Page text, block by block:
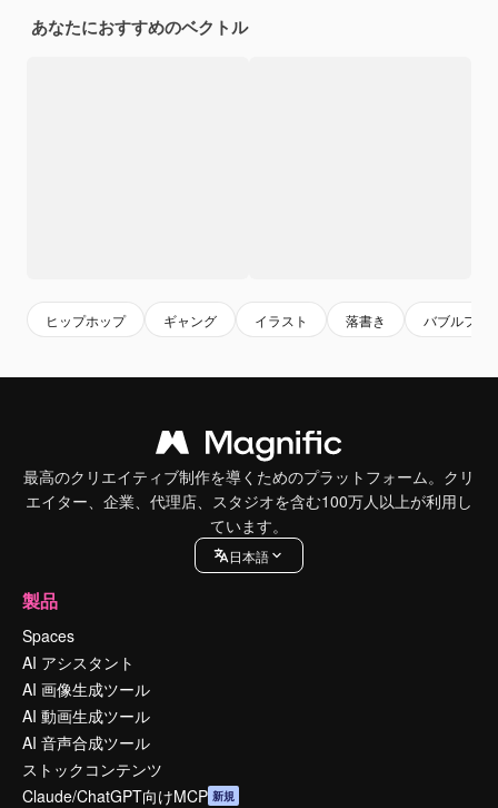
あなたにおすすめのベクトル
ヒップホップ ギャング イラスト 落書き バブルフォ
最高のクリエイティブ制作を導くためのプラットフォーム。クリ
エイター、企業、代理店、スタジオを含む100万人以上が利用し
ています。
日本語
製品
Spaces
AI アシスタント
AI 画像生成ツール
AI 動画生成ツール
AI 音声合成ツール
ストックコンテンツ
Claude/ChatGPT向けMCP 新規